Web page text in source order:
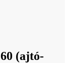
(ajtó-